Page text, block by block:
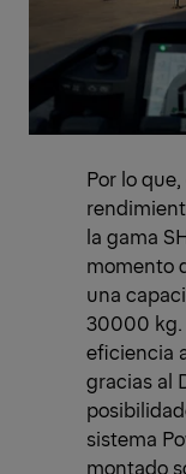
Por lo
la gama
momento
una
30000 kg.
eficiencia
gracias al
sistema
montado